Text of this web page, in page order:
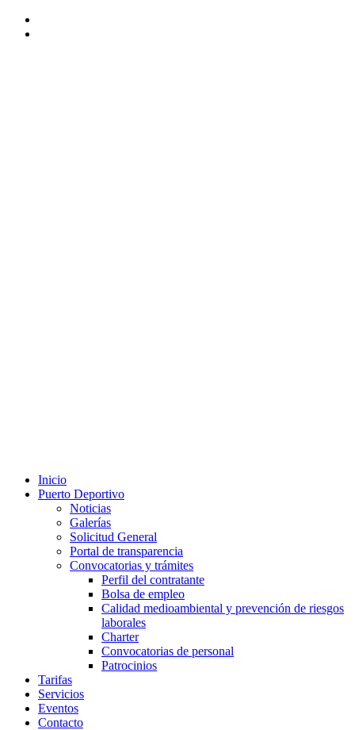
Inicio
Puerto Deportivo
Noticias
Galerías
Solicitud General
Portal de transparencia
Convocatorias y trámites
Perfil del contratante
Bolsa de empleo
Calidad medioambiental y prevención de riesgos
laborales
Charter
Convocatorias de personal
Patrocinios
Tarifas
Servicios
Eventos
Contacto